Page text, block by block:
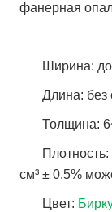
фанерная
Ширина:
Длина: без
Толщина:
см³ ± 0,5%
Цвет: